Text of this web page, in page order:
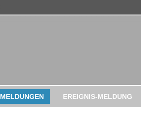
MELDUNGEN EREIGNIS-MELDUNG